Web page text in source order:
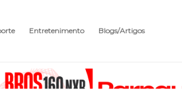
Entretenimento Blogs/Artigos